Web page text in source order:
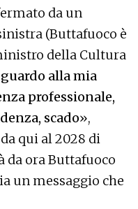
da un
(Buttafuoco è
della Cultura
guardo alla mia
professionale,
scado»,
qui al 2028 di
da ora Buttafuoco
un messaggio che